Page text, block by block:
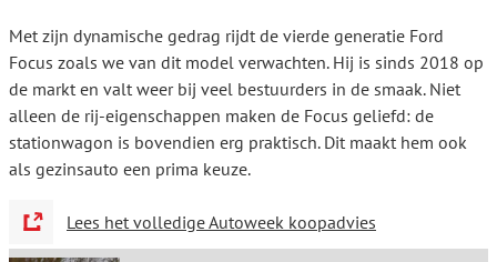
Met zijn dynamische gedrag rijdt de vierde generatie Ford
Focus zoals we van dit model verwachten. Hij is sinds 2018 op
de markt en valt weer bij veel bestuurders in de smaak. Niet
alleen de rij-eigenschappen maken de Focus geliefd: de
stationwagon is bovendien erg praktisch. Dit maakt hem ook
als gezinsauto een prima keuze.
Lees het volledige Autoweek koopadvies